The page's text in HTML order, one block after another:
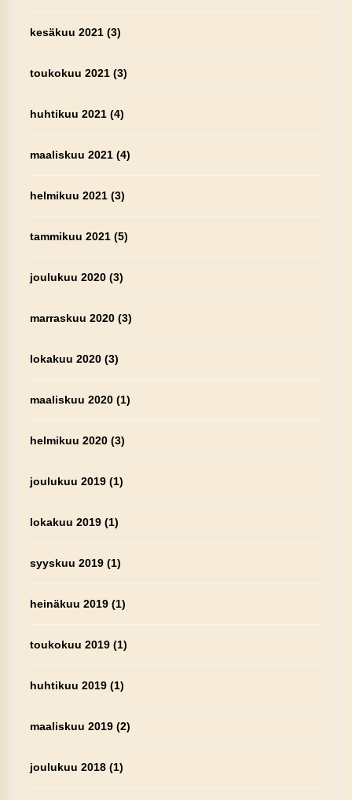
kesäkuu 2021(3)
toukokuu 2021(3)
huhtikuu 2021(4)
maaliskuu 2021(4)
helmikuu 2021(3)
tammikuu 2021(5)
joulukuu 2020(3)
marraskuu 2020(3)
lokakuu 2020(3)
maaliskuu 2020(1)
helmikuu 2020(3)
joulukuu 2019(1)
lokakuu 2019(1)
syyskuu 2019(1)
heinäkuu 2019(1)
toukokuu 2019(1)
huhtikuu 2019(1)
maaliskuu 2019(2)
joulukuu 2018(1)